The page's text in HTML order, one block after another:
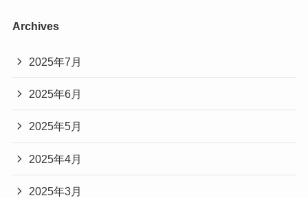
Archives
2025年7月
2025年6月
2025年5月
2025年4月
2025年3月